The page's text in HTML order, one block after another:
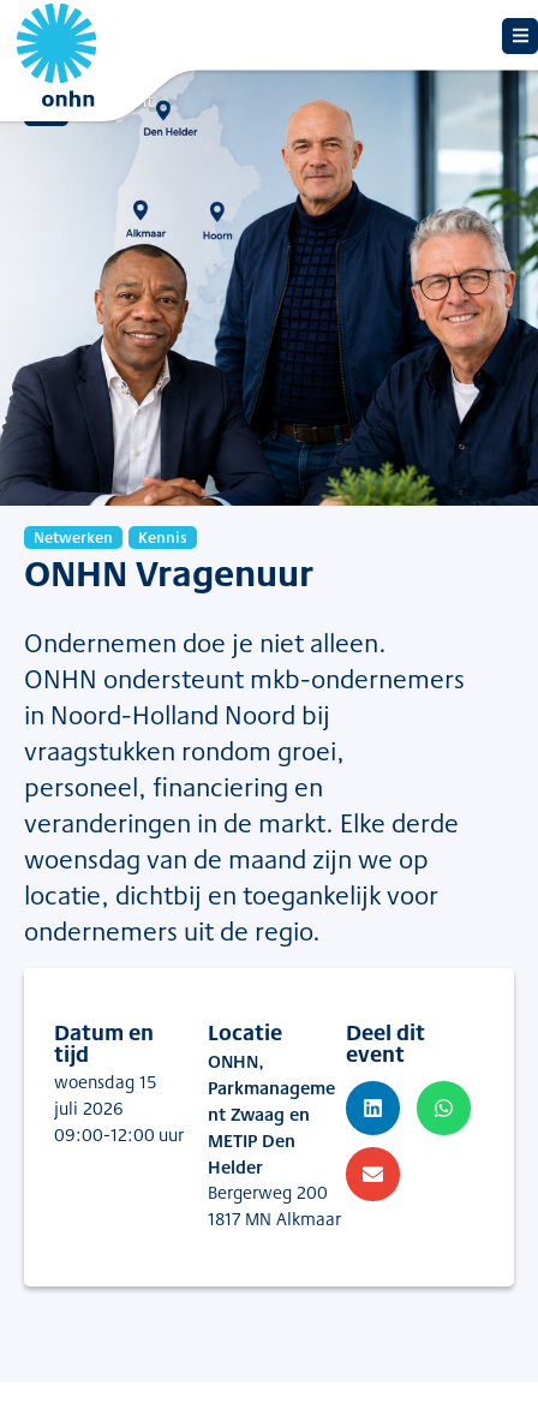
Overzicht
Netwerken Kennis
ONHN Vragenuur
Ondernemen doe je niet alleen.
ONHN ondersteunt mkb-ondernemers
in Noord-Holland Noord bij
vraagstukken rondom groei,
personeel, financiering en
veranderingen in de markt. Elke derde
woensdag van de maand zijn we op
locatie, dichtbij en toegankelijk voor
ondernemers uit de regio.
Ondernemen #Samenwerken
Datum en
tijd
woensdag 15
juli 2026
09:00-12:00 uur
Locatie
ONHN,
Parkmanageme
nt Zwaag en
METIP Den
Helder
Bergerweg 200
1817 MN Alkmaar
Deel dit
event